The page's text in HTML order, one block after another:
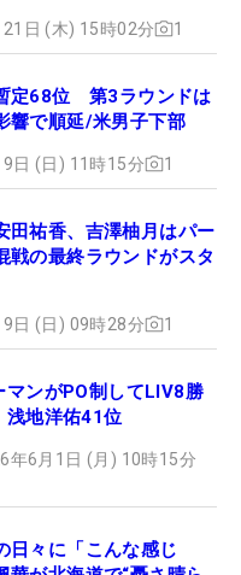
日 (木) 15時02分 1
定68位 第3ラウンドは
響で順延/米男子下部
日 (日) 11時15分 1
田祐香、吉澤柚月はパー
の最終ラウンドがスタ
日 (日) 09時28分 1
マンがPO制してLIV8勝
地洋佑41位
年6月1日 (月) 10時15分
日々に「こんな感じ